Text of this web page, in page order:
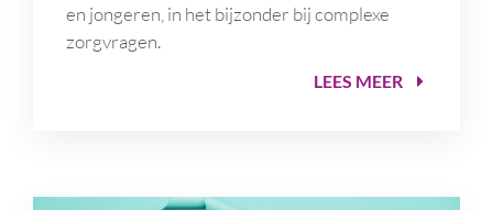
en jongeren, in het bijzonder bij complexe
zorgvragen.
LEES MEER